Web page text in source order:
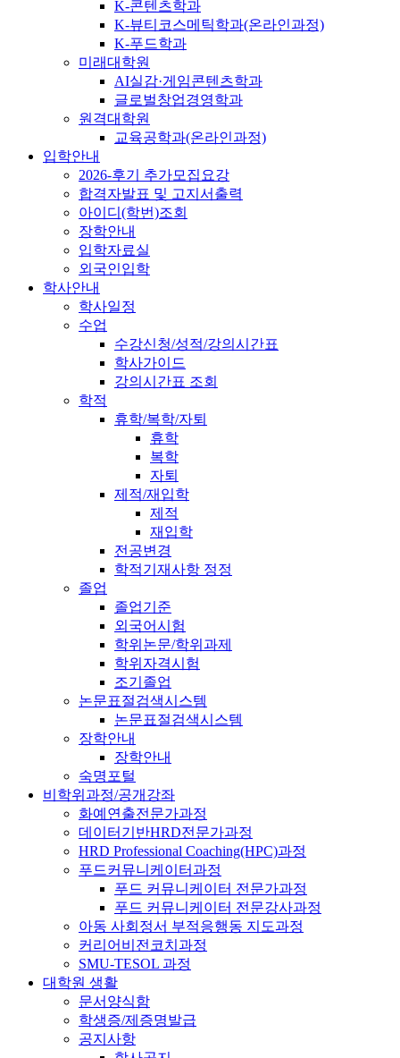
K-콘텐츠학과
K-뷰티코스메틱학과(온라인과정)
K-푸드학과
미래대학원
AI실감·게임콘텐츠학과
글로벌창업경영학과
원격대학원
교육공학과(온라인과정)
입학안내
2026-후기 추가모집요강
합격자발표 및 고지서출력
아이디(학번)조회
장학안내
입학자료실
외국인입학
학사안내
학사일정
수업
수강신청/성적/강의시간표
학사가이드
강의시간표 조회
학적
휴학/복학/자퇴
휴학
복학
자퇴
제적/재입학
제적
재입학
전공변경
학적기재사항 정정
졸업
졸업기준
외국어시험
학위논문/학위과제
학위자격시험
조기졸업
논문표절검색시스템
논문표절검색시스템
장학안내
장학안내
숙명포털
비학위과정/공개강좌
화예연출전문가과정
데이터기반HRD전문가과정
HRD Professional Coaching(HPC)과정
푸드커뮤니케이터과정
푸드 커뮤니케이터 전문가과정
푸드 커뮤니케이터 전문강사과정
아동 사회정서 부적응행동 지도과정
커리어비전코치과정
SMU-TESOL 과정
대학원 생활
문서양식함
학생증/제증명발급
공지사항